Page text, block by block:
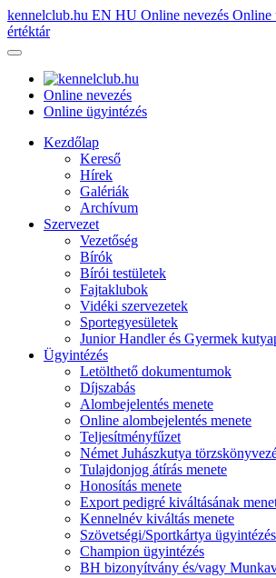
kennelclub.hu EN HU Online nevezés Online
értéktár
Online nevezés
Online ügyintézés
Kezdőlap
Kereső
Hírek
Galériák
Archívum
Szervezet
Vezetőség
Bírók
Bírói testületek
Fajtaklubok
Vidéki szervezetek
Sportegyesületek
Junior Handler és Gyermek
Ügyintézés
Letölthető dokumentumok
Díjszabás
Alombejelentés menete
Online alombejelentés menete
Teljesítményfűzet
Német Juhászkutya
Tulajdonjog átírás menete
Honosítás menete
Export pedigré kiváltásának
Kennelnév kiváltás menete
Szövetségi/Sportkártya ügyintézés
Champion ügyintézés
BH bizonyítvány és/vagy